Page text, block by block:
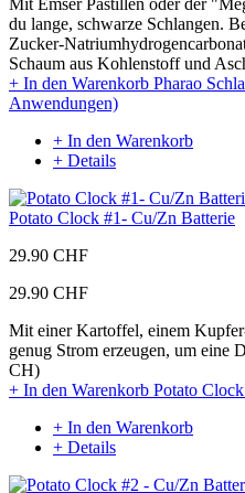
Mit Emser Pastillen oder der
du lange, schwarze Schlangen.
Zucker-
Schaum aus Kohlenstoff und
+ In den Warenkorb Pharao
Anwendungen)
+ In den Warenkorb
+ Details
Potato Clock #1- Cu/Zn Batterie
29.90 CHF
29.90 CHF
Mit einer Kartoffel, einem
genug Strom erzeugen, um eine
CH)
+ In den Warenkorb Potato
+ In den Warenkorb
+ Details